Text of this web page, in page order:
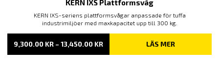
KERN IXS Plattformsvåg
KERN IXS-seriens plattformsvågar anpassade för tuffa
industrimiljöer med maxkapacitet upp till 300 kg.
9,300.00 KR – 13,450.00 KRPRISINTERVALL:
TILL
LÄS MER